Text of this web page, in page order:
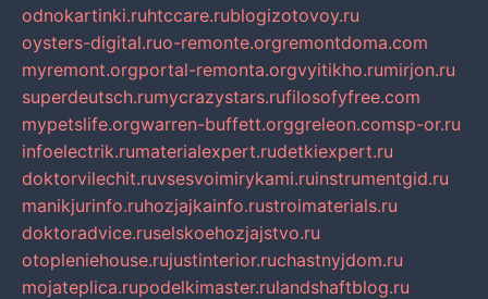
odnokartinki.ruhtccare.rublogizotovoy.ru
oysters-digital.ruo-remonte.orgremontdoma.com
myremont.orgportal-remonta.orgvyitikho.rumirjon.ru
superdeutsch.rumycrazystars.rufilosofyfree.com
mypetslife.orgwarren-buffett.orggreleon.comsp-or.ru
infoelectrik.rumaterialexpert.rudetkiexpert.ru
doktorvilechit.ruvsesvoimirykami.ruinstrumentgid.ru
manikjurinfo.ruhozjajkainfo.rustroimaterials.ru
doktoradvice.ruselskoehozjajstvo.ru
otopleniehouse.rujustinterior.ruchastnyjdom.ru
mojateplica.rupodelkimaster.rulandshaftblog.ru